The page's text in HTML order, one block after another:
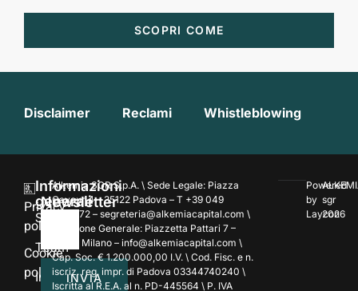
SCOPRI COME
Disclaimer Reclami Whistleblowing
Privacy
policy
Cookie
policy
Informazioni
generali
Società
Team
Investment
Newsletter
INVIA
Alkemia SGR S.p.A. \ Sede Legale: Piazza
Cavour 4 – 35122 Padova – T +39 049
7354172 – segreteria@alkemiacapital.com \
Direzione Generale: Piazzetta Pattari 7 –
20122 Milano – info@alkemiacapital.com \
Cap. Soc. € 1.200.000,00 I.V. \ Cod. Fisc. e n.
iscriz. reg. impr. di Padova 03344740240 \
Iscritta al R.E.A. al n. PD-445564 \ P. IVA
Powered
by
Laycon
sgr
2026